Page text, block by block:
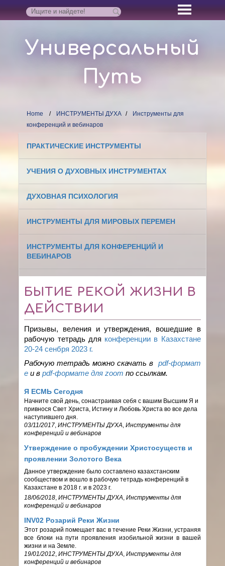
Универсальный
Путь
Home ИНСТРУМЕНТЫ ДУХА
Инструменты для
конференций и вебинаров
ПРАКТИЧЕСКИЕ ИНСТРУМЕНТЫ
УЧЕНИЯ О ДУХОВНЫХ ИНСТРУМЕНТАХ
ДУХОВНАЯ ПСИХОЛОГИЯ
ИНСТРУМЕНТЫ ДЛЯ МИРОВЫХ ПЕРЕМЕН
ИНСТРУМЕНТЫ ДЛЯ КОНФЕРЕНЦИЙ И
ВЕБИНАРОВ
БЫТИЕ РЕКОЙ ЖИЗНИ В
ДЕЙСТВИИ
Призывы, веления и утверждения, вошедшие в
рабочую тетрадь для конференции в Казахстане
20-24 сенбря 2023 г.
Рабочую тетрадь можно скачать в pdf-формат
е и вpdf-формате дляzoom по ссылкам.
Я ЕСМЬ Сегодня
Начните свой день, сонастраивая себя с вашим Высшим Я и
привнося Свет Христа, Истину и Любовь Христа во все дела
наступившего дня.
03/11/2017 ,ИНСТРУМЕНТЫ ДУХА ,Инструменты для
конференций и вебинаров
Утверждение о пробуждении Христосуществ и
проявлении Золотого Века
Данное утверждение было составлено казахстанским
сообществом и вошло в рабочую тетрадь конференций в
Казахстане в 2018 г. и в 2023 г.
18/06/2018 ,ИНСТРУМЕНТЫ ДУХА ,Инструменты для
конференций и вебинаров
INV02 Розарий Реки Жизни
Этот розарий помещает вас в течение Реки Жизни, устраняя
все блоки на пути проявления изобильной жизни в вашей
жизни и на Земле.
19/01/2012 ,ИНСТРУМЕНТЫ ДУХА ,Инструменты для
конференций и вебинаров